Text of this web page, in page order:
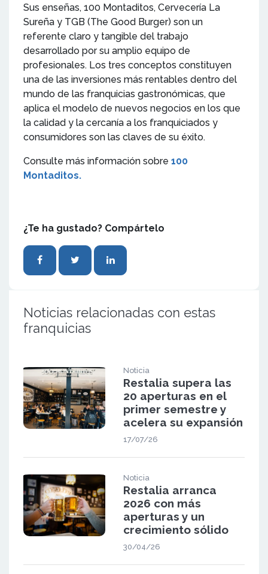
Sus enseñas, 100 Montaditos, Cervecería La
Sureña y TGB (The Good Burger) son un
referente claro y tangible del trabajo
desarrollado por su amplio equipo de
profesionales. Los tres conceptos constituyen
una de las inversiones más rentables dentro del
mundo de las franquicias gastronómicas, que
aplica el modelo de nuevos negocios en los que
la calidad y la cercanía a los franquiciados y
consumidores son las claves de su éxito.
Consulte más información sobre 100
Montaditos.
¿Te ha gustado? Compártelo
Noticias relacionadas con estas
franquicias
Noticia
Restalia supera las
20 aperturas en el
primer semestre y
acelera su expansión
17/07/26
Noticia
Restalia arranca
2026 con más
aperturas y un
crecimiento sólido
30/04/26